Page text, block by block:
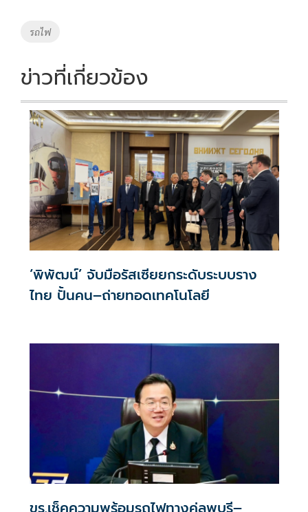
o
k k
Tags
รถไฟ
ข่าวที่เกี่ยวข้อง
‘พิพัฒน์’ จับมือรัสเซียยกระดับระบบราง
ไทย ปั้นคน–ถ่ายทอดเทคโนโลยี